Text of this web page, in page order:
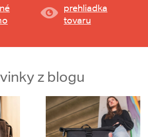
prehliadka
tovaru
z blogu